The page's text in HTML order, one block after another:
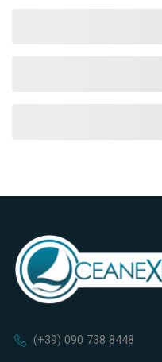
(+39) 090 738 8448